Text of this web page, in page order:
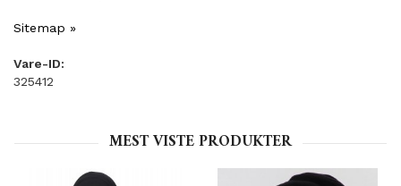
Sitemap »
Vare-ID:
325412
MEST VISTE PRODUKTER